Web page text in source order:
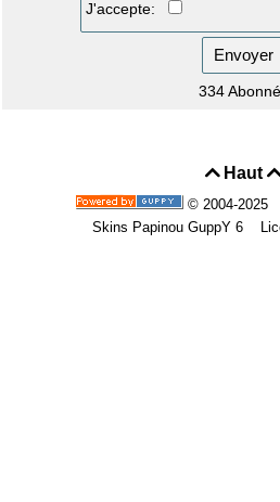
J'accepte:
Envoyer
334
Haut 
© 2004-2025
Skins Papinou GuppY 6